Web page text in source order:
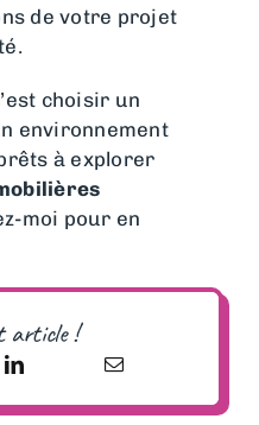
de votre projet
choisir un
environnement
à explorer
moi pour en
article !